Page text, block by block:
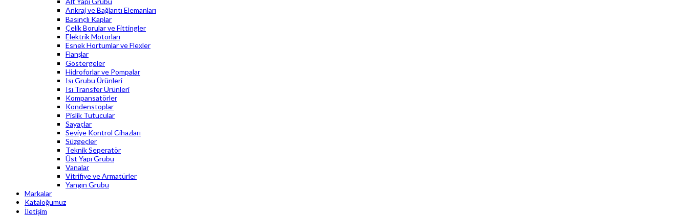
Ankraj ve Bağlantı Elemanları
Basınçlı Kaplar
Çelik Borular ve Fittingler
Elektrik Motorları
Esnek Hortumlar ve Flexler
Flanşlar
Göstergeler
Hidroforlar ve Pompalar
Isı Grubu Ürünleri
Isı Transfer Ürünleri
Kompansatörler
Kondenstoplar
Pislik Tutucular
Sayaçlar
Seviye Kontrol Cihazları
Süzgeçler
Teknik Seperatör
Üst Yapı Grubu
Vanalar
Vitrifiye ve Armatürler
Yangın Grubu
Markalar
Kataloğumuz
İletişim